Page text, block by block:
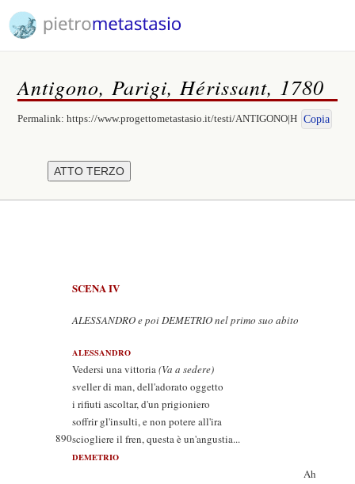
Antigono, Parigi, Hérissant, 1780
Permalink:https://www.progettometastasio.it/testi/ANTIGONO|H Copia
SCENA IV
ALESSANDRO e poi DEMETRIO nel primo suo abito
ALESSANDRO
Vedersi una vittoria(Va a sedere)
sveller di man, dell'adorato oggetto
i rifiuti ascoltar, d'un prigioniero
soffrir gl'insulti, e non potere all'ira
890sciogliere il fren, questa è un'angustia...
DEMETRIO
Ah